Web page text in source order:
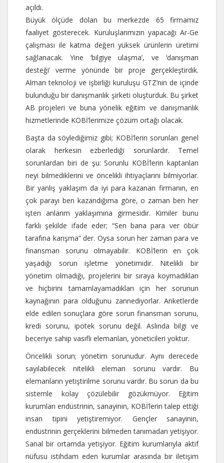
açıldı.
Büyük ölçüde dolan bu merkezde 65 firmamız
faaliyet gösterecek. Kuruluşlarımızın yapacağı Ar-Ge
çalışması ile katma değeri yüksek ürünlerin üretimi
sağlanacak. Yine ‘bilgiye ulaşma’, ve ‘danışman
desteği’ verme yönünde bir proje gerçekleştirdik.
Alman teknoloji ve işbirliği kuruluşu GTZ’nin de içinde
bulunduğu bir danışmanlık şirketi oluşturduk. Bu şirket
AB projeleri ve buna yönelik eğitim ve danışmanlık
hizmetlerinde KOBİ’lerimize çözüm ortağı olacak.
Başta da söylediğimiz gibi; KOBİ’lerin sorunları genel
olarak herkesin ezberlediği sorunlardır. Temel
sorunlardan biri de şu: Sorunlu KOBİ’lerin kaptanları
neyi bilmediklerini ve öncelikli ihtiyaçlarını bilmiyorlar.
Bir yanlış yaklaşım da iyi para kazanan firmanın, en
çok parayı ben kazandığıma göre, o zaman ben her
işten anlarım yaklaşımına girmesidir. Kimiler bunu
farklı şekilde ifade eder; “Sen bana para ver öbür
tarafına karışma” der. Oysa sorun her zaman para ve
finansman sorunu olmayabilir. KOBİ’lerin en çok
yaşadığı sorun işletme yönetimidir. Nitelikli bir
yönetim olmadığı, projelerini bir sıraya koymadıkları
ve hiçbirini tamamlayamadıkları için her sorunun
kaynağının para olduğunu zannediyorlar. Anketlerde
elde edilen sonuçlara göre sorun finansman sorunu,
kredi sorunu, ipotek sorunu değil. Aslında bilgi ve
beceriye sahip vasıflı elemanları, yöneticileri yoktur.
Öncelikli sorun; yönetim sorunudur. Aynı derecede
sayılabilecek nitelikli eleman sorunu vardır. Bu
elemanların yetiştirilme sorunu vardır. Bu sorun da bu
sistemle kolay çözülebilir gözükmüyor. Eğitim
kurumları endüstrinin, sanayinin, KOBİ’lerin talep ettiği
insan tipini yetiştiremiyor. Gençler sanayinin,
endüstrinin gerçeklerini bilmeden tanımadan yetişiyor.
Sanal bir ortamda yetişiyor. Eğitim kurumlarıyla aktif
nüfusu istihdam eden kurumlar arasında bir iletişim